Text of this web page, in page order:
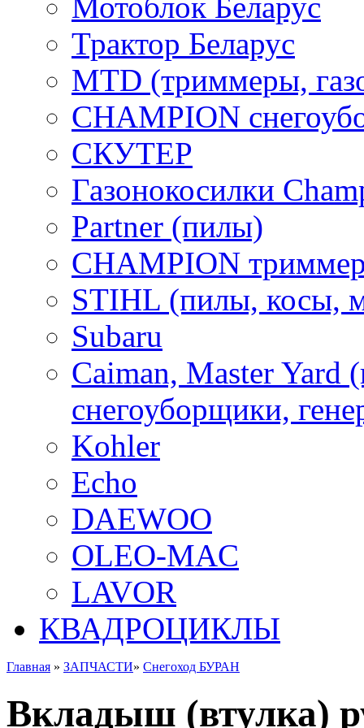
Трактор Беларус
MTD (триммеры,
CHAMPION
СКУТЕР
Газонокосилки
Partner (пилы)
CHAMPION
STIHL (пилы, косы,
Subaru
Caiman, Master Yard
снегоуборщики,
Kohler
Echo
DAEWOO
OLEO-MAC
LAVOR
КВАДРОЦИКЛЫ
Главная » ЗАПЧАСТИ» Снегоход БУРАН
Вкладыш (втулка)